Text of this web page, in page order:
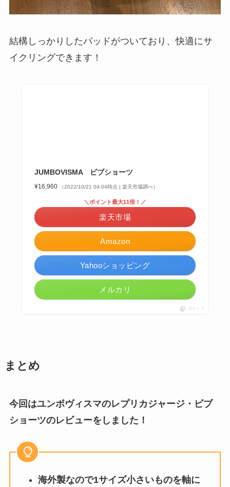
結構しっかりしたパッドがついており、快適にサ
イクリングできます！
JUMBOVISMA ビブショーツ
¥16,960 （2022/10/21 04:04時点 | 楽天市場調べ）
Amazon
＼ポイント最大11倍！／
楽天市場
Yahooショッピング
メルカリ
ポチップ
まとめ
今回はユンボヴィスマのレプリカジャージ・ビブ
ショーツのレビューをしました！
海外製なので1サイズ小さいものを軸に